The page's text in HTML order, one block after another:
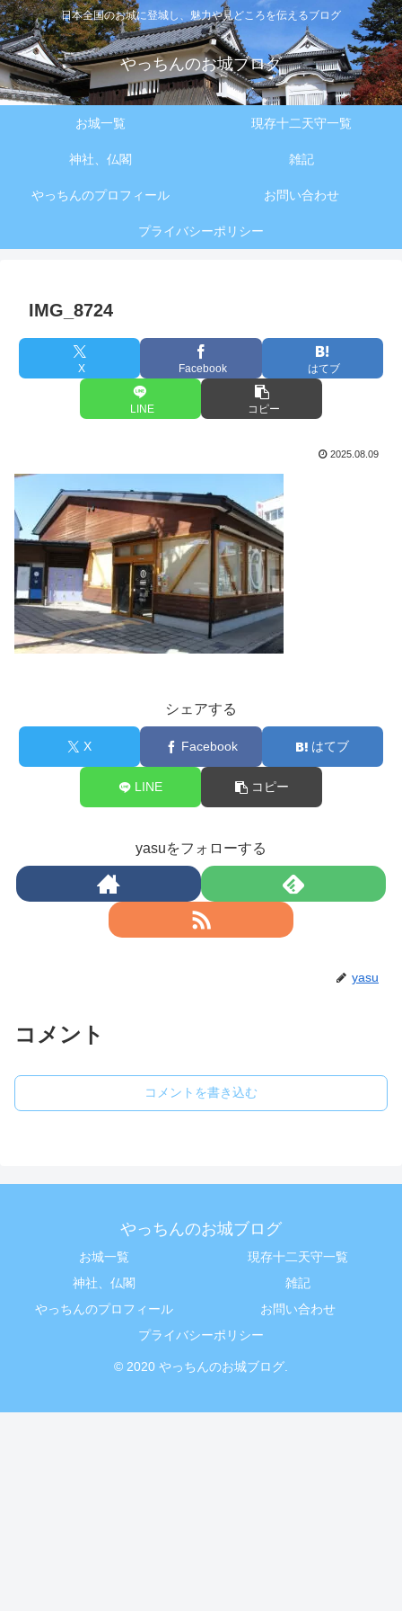
日本全国のお城に登城し、魅力や見どころを伝えるブログ
やっちんのお城ブログ
お城一覧 現存十二天守一覧
神社、仏閣 雑記
やっちんのプロフィール お問い合わせ
プライバシーポリシー
IMG_8724
X Facebook はてブ
LINE コピー
2025.08.09
シェアする
X Facebook はてブ
LINE コピー
yasuをフォローする
yasu
コメント
コメントを書き込む
やっちんのお城ブログ
お城一覧
現存十二天守一覧
神社、仏閣
雑記
やっちんのプロフィール
お問い合わせ
プライバシーポリシー
© 2020 やっちんのお城ブログ.